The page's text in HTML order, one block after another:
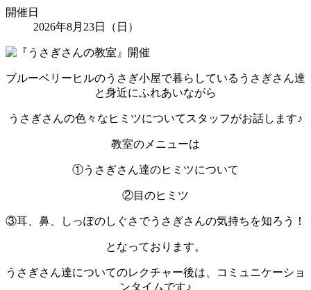
開催日
2026年8月23日（日）
ブルーベリーヒルのうさぎ小屋で暮らしているうさぎさん達
と身近にふれあいながら
うさぎさんの色々なヒミツについてスタッフがお話します♪
教室のメニューは
①うさぎさん達のヒミツについて
②目のヒミツ
③耳、鼻、しっぽのしぐさでうさぎさんの気持ちを知ろう！
となっております。
うさぎさん達についてのレクチャー後は、コミュニケーショ
ンタイムです♪